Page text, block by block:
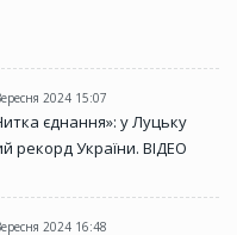
2024 15:07
єднання»: у Луцьку
рекорд України. ВІДЕО
2024 16:48